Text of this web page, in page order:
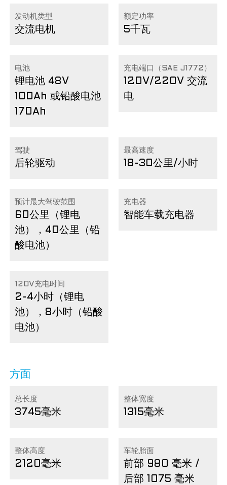
发动机类型
交流电机
额定功率
5千瓦
电池
锂电池 48V
100Ah 或铅酸电池
170Ah
充电端口（SAE J1772）
120V/220V 交流
电
驾驶
后轮驱动
最高速度
18-30公里/小时
预计最大驾驶范围
60公里（锂电
池），40公里（铅
酸电池）
充电器
智能车载充电器
120V充电时间
2-4小时（锂电
池），8小时（铅酸
电池）
方面
总长度
3745毫米
整体宽度
1315毫米
整体高度
2120毫米
车轮胎面
前部 980 毫米 /
后部 1075 毫米